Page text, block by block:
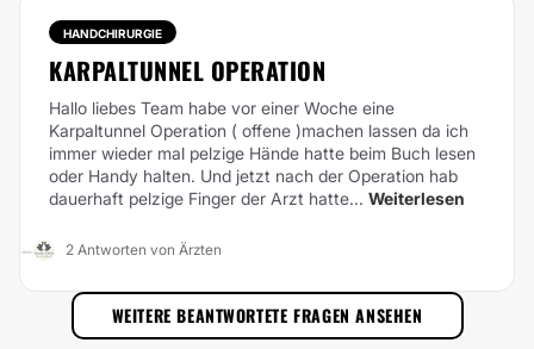
HANDCHIRURGIE
KARPALTUNNEL OPERATION
Hallo liebes Team habe vor einer Woche eine
Karpaltunnel Operation ( offene )machen lassen da ich
immer wieder mal pelzige Hände hatte beim Buch lesen
oder Handy halten. Und jetzt nach der Operation hab
dauerhaft pelzige Finger der Arzt hatte... Weiterlesen
2 Antworten von Ärzten
WEITERE BEANTWORTETE FRAGEN ANSEHEN